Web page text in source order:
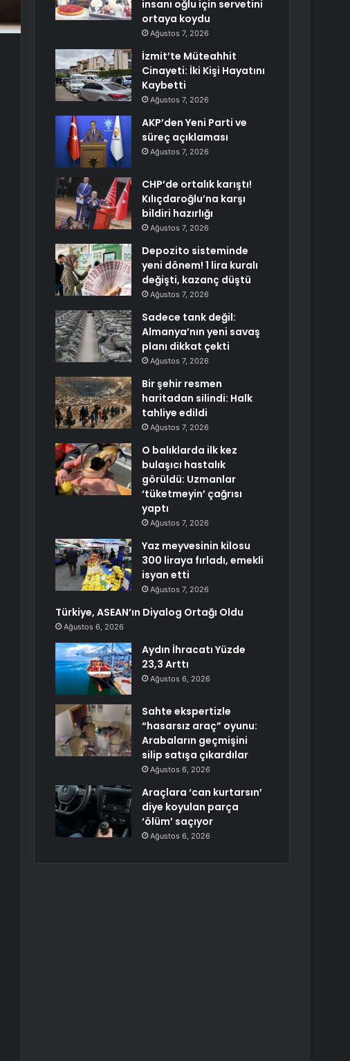
insanı oğlu için servetini
ortaya koydu
Ağustos 7, 2026
İzmit’te Müteahhit
Cinayeti: İki Kişi Hayatını
Kaybetti
Ağustos 7, 2026
AKP’den Yeni Parti ve
süreç açıklaması
Ağustos 7, 2026
CHP’de ortalık karıştı!
Kılıçdaroğlu’na karşı
bildiri hazırlığı
Ağustos 7, 2026
Depozito sisteminde
yeni dönem! 1 lira kuralı
değişti, kazanç düştü
Ağustos 7, 2026
Sadece tank değil:
Almanya’nın yeni savaş
planı dikkat çekti
Ağustos 7, 2026
Bir şehir resmen
haritadan silindi: Halk
tahliye edildi
Ağustos 7, 2026
O balıklarda ilk kez
bulaşıcı hastalık
görüldü: Uzmanlar
‘tüketmeyin’ çağrısı
yaptı
Ağustos 7, 2026
Yaz meyvesinin kilosu
300 liraya fırladı, emekli
isyan etti
Ağustos 7, 2026
Türkiye, ASEAN’ın Diyalog Ortağı Oldu
Ağustos 6, 2026
Aydın İhracatı Yüzde
23,3 Arttı
Ağustos 6, 2026
Sahte ekspertizle
“hasarsız araç” oyunu:
Arabaların geçmişini
silip satışa çıkardılar
Ağustos 6, 2026
Araçlara ‘can kurtarsın’
diye koyulan parça
‘ölüm’ saçıyor
Ağustos 6, 2026